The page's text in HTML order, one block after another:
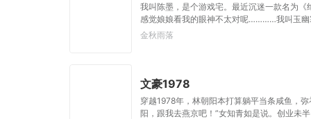
我叫陈墨，是个游戏宅。最近沉迷一款名为
感觉娘娘看我的眼神不太对呢…………我叫玉幽
修行出了差错，因此滋生心魔，直到那“心
金秋雨落
文豪1978
穿越1978年，林朝阳本打算躺平当条咸鱼，
阳，跟我去燕京吧！”女知青如是说。创业未